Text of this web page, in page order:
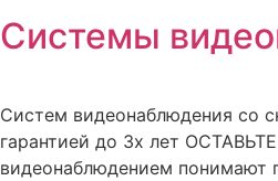
Системы
Систем видеонаблюдения со
гарантией до 3х лет
видеонаблюдением понимают